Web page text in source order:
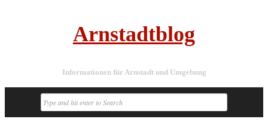
Arnstadtblog
Informationen für Arnstadt und Umgebung